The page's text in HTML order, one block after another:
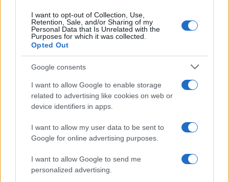
I want to opt-out of Collection, Use,
Retention, Sale, and/or Sharing of my
Personal Data that Is Unrelated with the
Purposes for which it was collected.
Opted Out
Google consents
I want to allow Google to enable storage
related to advertising like cookies on web or
device identifiers in apps.
I want to allow my user data to be sent to
Google for online advertising purposes.
I want to allow Google to send me
personalized advertising.
Ariana Grande debutta al primo posto con Petal e
annuncia una pausa dalla vita pubblica